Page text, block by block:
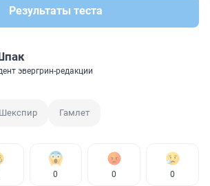
Результаты теста
эвергрин-редакции
Гамлет
0 0 0